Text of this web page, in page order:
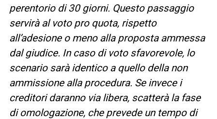
perentorio di 30 giorni. Questo passaggio
servirà al voto pro quota, rispetto
all’adesione o meno alla proposta ammessa
dal giudice. In caso di voto sfavorevole, lo
scenario sarà identico a quello della non
ammissione alla procedura. Se invece i
creditori daranno via libera, scatterà la fase
di omologazione, che prevede un tempo di